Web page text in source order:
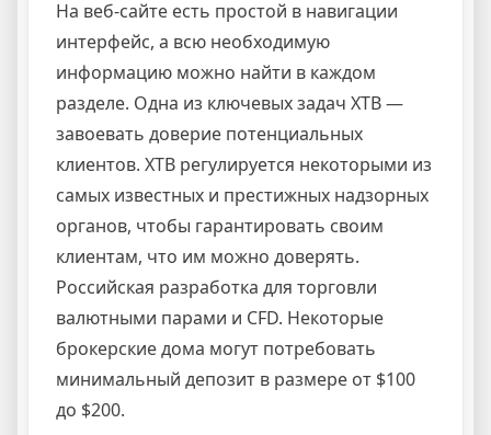
На веб-сайте есть простой в навигации
интерфейс, а всю необходимую
информацию можно найти в каждом
разделе. Одна из ключевых задач XTB —
завоевать доверие потенциальных
клиентов. XTB регулируется некоторыми из
самых известных и престижных надзорных
органов, чтобы гарантировать своим
клиентам, что им можно доверять.
Российская разработка для торговли
валютными парами и CFD. Некоторые
брокерские дома могут потребовать
минимальный депозит в размере от $100
до $200.